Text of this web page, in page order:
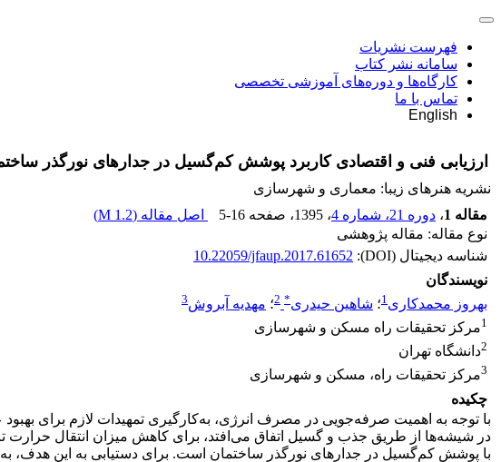
فهرست نشریات
سامانه نشر کتاب
کارگاه‌ها و دوره‌های آموزشی تخصصی
تماس با ما
English
ارزیابی فنی و اقتصادی کاربرد پوشش کم‌گسیل در جدارهای نورگذر
نشریه هنرهای زیبا: معماری و شهرسازی
مقاله 1
، دوره 21، شماره 4 ، 1395 ، صفحه 5-16 اصل مقاله (1.2 M
)
نوع مقاله: مقاله پژوهشی
شناسه دیجیتال (DOI):
10.22059/jfaup.2017.61652
نویسندگان
بهروز محمدکاری1؛ شاهین حیدری*
2؛ مهدیه آبروش3
1مرکز تحقیقات راه مسکن و شهرسازی
2دانشگاه تهران
3مرکز تحقیقات راه، مسکن و شهرسازی
چکیده
با توجه به اهمیت صرفه‌جویی در مصرف انرژی، به‌کارگیری تمهیدات لازم برای
در شیشه‌ها از طریق جذب و گسیل اتفاق می‌افتد، برای کاهش میزان انتقال حرارت
با پوشش کم‌گسیل در جدارهای نورگذر ساختمان است. برای دستیابی به این هدف،